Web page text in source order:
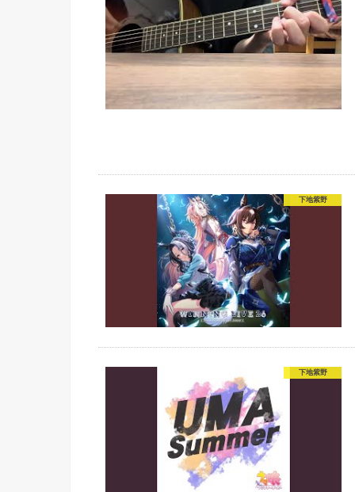
下地紫野
下地紫野